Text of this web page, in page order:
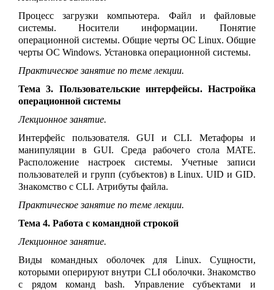
Процесс загрузки компьютера. Файл и файловые
системы. Носители информации. Понятие
операционной системы. Общие черты ОС Linux. Общие
черты ОС Windows. Установка операционной системы.
Практическое занятие по теме лекции.
Тема 3. Пользовательские интерфейсы. Настройка
операционной системы
Лекционное занятие.
Интерфейс пользователя. GUI и CLI. Метафоры и
манипуляции в GUI. Среда рабочего стола MATE.
Расположение настроек системы. Учетные записи
пользователей и групп (субъектов) вLinux. UID и GID.
Знакомство с CLI. Атрибуты файла.
Практическое занятие по теме лекции.
Тема 4. Работа с командной строкой
Лекционное занятие.
Виды командных оболочек для Linux. Сущности,
которыми оперируют внутри CLI оболочки. Знакомство
с рядом команд bash. Управление субъектами и